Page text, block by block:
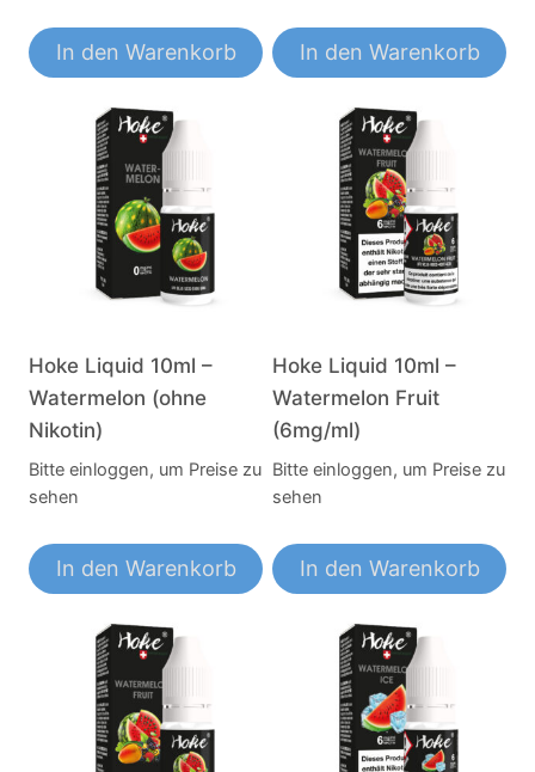
In den Warenkorb In den Warenkorb
Hoke Liquid 10ml –
Watermelon (ohne
Nikotin)
Bitte einloggen, um Preise zu
sehen
In den Warenkorb
Hoke Liquid 10ml –
Watermelon Fruit
(6mg/ml)
Bitte einloggen, um Preise zu
sehen
In den Warenkorb